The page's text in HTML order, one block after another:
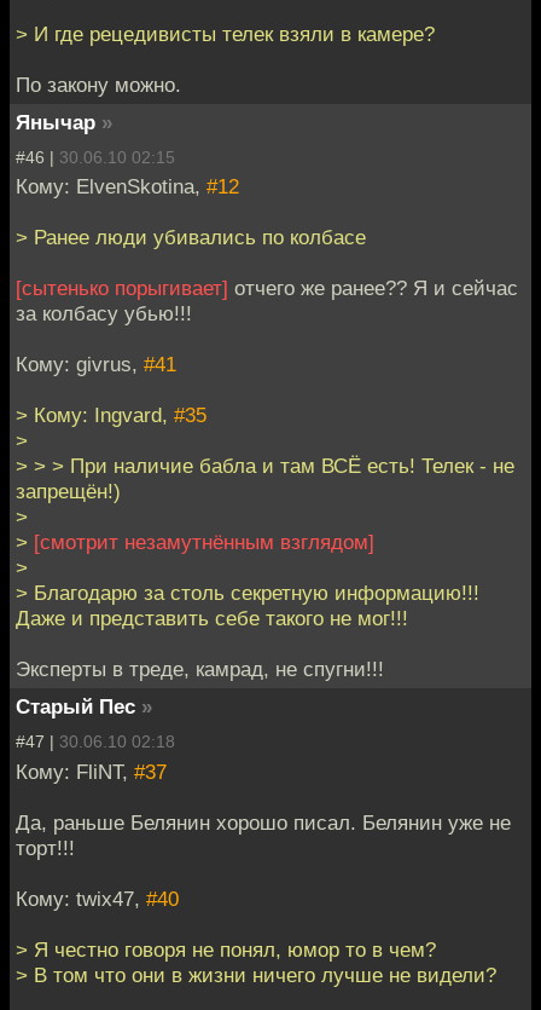
> И где рецедивисты телек взяли в камере?
По закону можно.
Янычар »
#46 | 30.06.10 02:15
Кому: ElvenSkotina, #12
> Ранее люди убивались по колбасе
[сытенько порыгивает] отчего же ранее?? Я и сейчас
за колбасу убью!!!
Кому: givrus, #41
> Кому: Ingvard, #35
>
> > > При наличие бабла и там ВСЁ есть! Телек - не
запрещён!)
>
> [смотрит незамутнённым взглядом]
>
> Благодарю за столь секретную информацию!!!
Даже и представить себе такого не мог!!!
Эксперты в треде, камрад, не спугни!!!
Старый Пес »
#47 | 30.06.10 02:18
Кому: FliNT, #37
Да, раньше Белянин хорошо писал. Белянин уже не
торт!!!
Кому: twix47, #40
> Я честно говоря не понял, юмор то в чем?
> В том что они в жизни ничего лучше не видели?